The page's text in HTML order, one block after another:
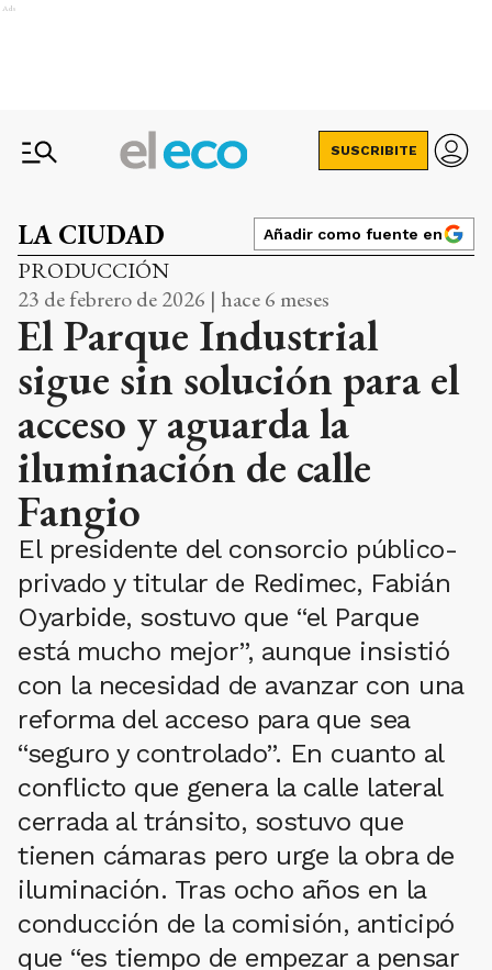
Ads
SUSCRIBITE
LA CIUDAD Añadir como fuente en
PRODUCCIÓN
23 de febrero de 2026 | hace 6 meses
El Parque Industrial
sigue sin solución para el
acceso y aguarda la
iluminación de calle
Fangio
El presidente del consorcio público-
privado y titular de Redimec, Fabián
Oyarbide, sostuvo que “el Parque
está mucho mejor”, aunque insistió
con la necesidad de avanzar con una
reforma del acceso para que sea
“seguro y controlado”. En cuanto al
conflicto que genera la calle lateral
cerrada al tránsito, sostuvo que
tienen cámaras pero urge la obra de
iluminación. Tras ocho años en la
conducción de la comisión, anticipó
que “es tiempo de empezar a pensar